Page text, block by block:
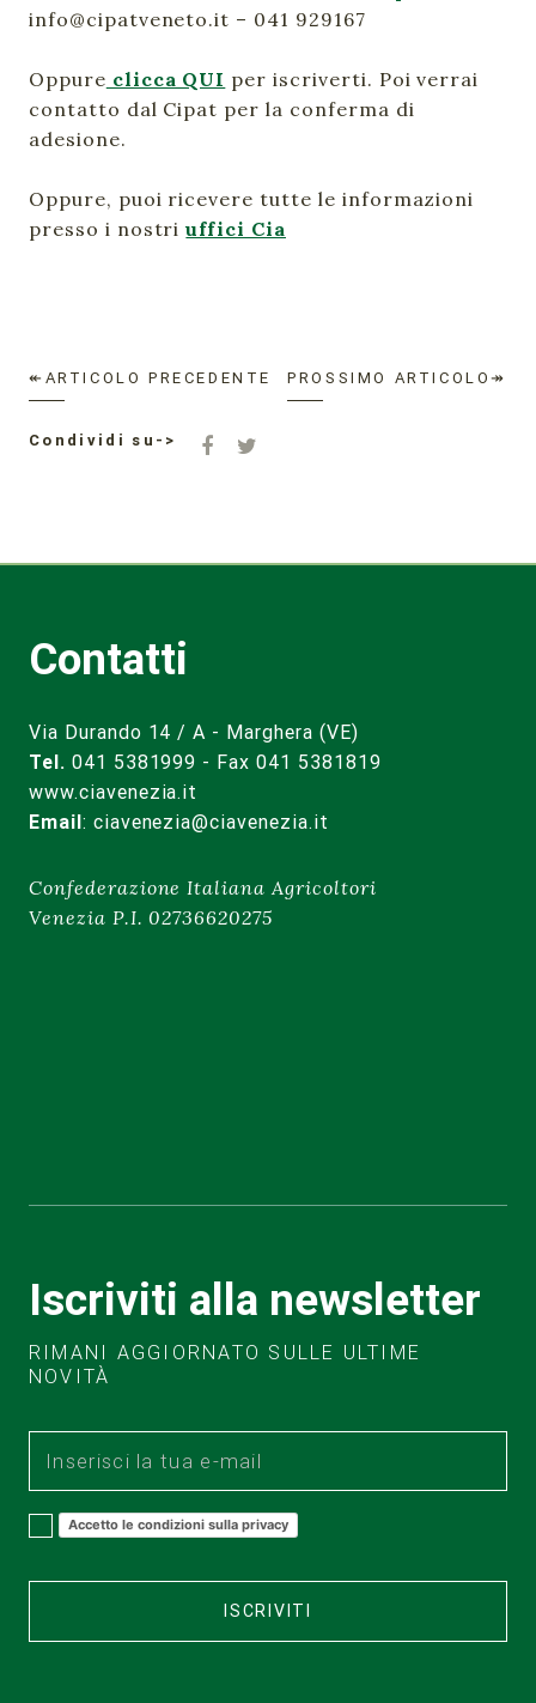
info@cipatveneto.it – 041 929167
Oppure clicca QUI per iscriverti. Poi verrai
contatto dal Cipat per la conferma di
adesione.
Oppure, puoi ricevere tutte le informazioni
presso i nostriuffici Cia
↞ARTICOLO PRECEDENTE PROSSIMO ARTICOLO↠
Condividi su->
Contatti
Via Durando 14 / A - Marghera (VE)
Tel. 041 5381999 - Fax 041 5381819
www.ciavenezia.it
Email: ciavenezia@ciavenezia.it
Confederazione Italiana Agricoltori
Venezia P.I. 02736620275
Iscriviti alla newsletter
RIMANI AGGIORNATO SULLE ULTIME
NOVITÀ
Accetto le condizioni sulla privacy
ISCRIVITI